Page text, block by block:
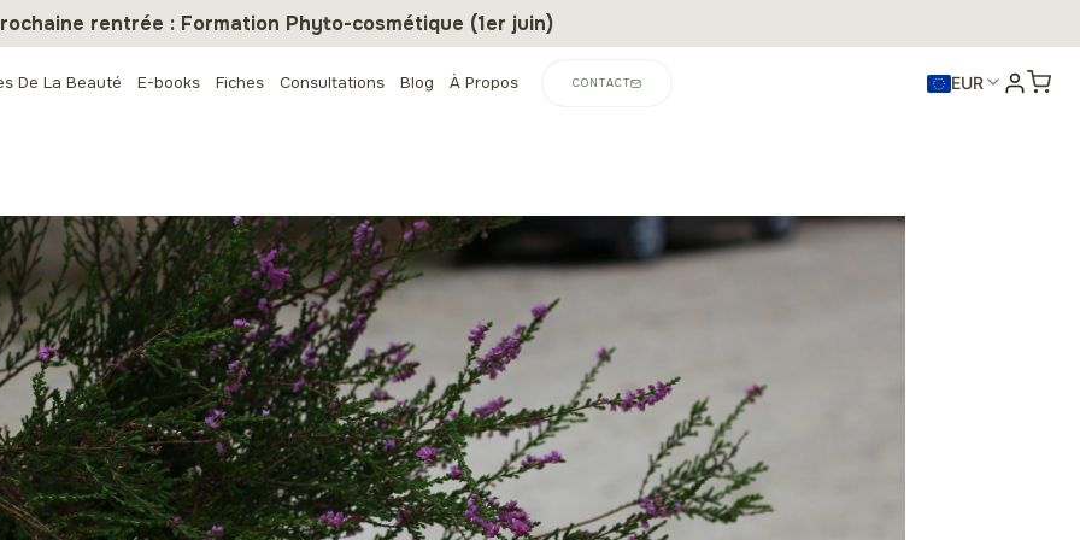
rentrée : Formation Phyto-cosmétique (1er juin)
De La Beauté E-books Fiches Consultations Blog À Propos CONTACT EUR